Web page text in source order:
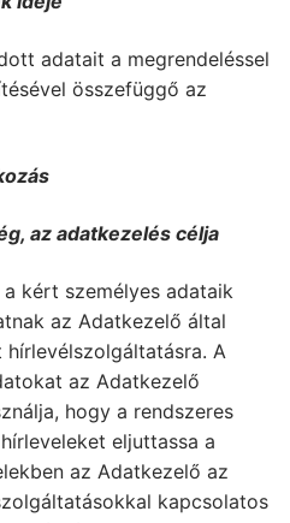
adatait a megrendeléssel
összefüggő az
az adatkezelés célja
kért személyes adataik
az Adatkezelő által
A
az Adatkezelő
hogy a rendszeres
eljuttassa a
az Adatkezelő az
kapcsolatos